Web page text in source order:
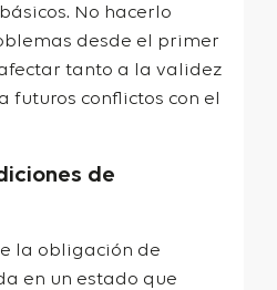
No hacerlo
desde el primer
tanto a la validez
futuros conflictos con el
de
la obligación de
en un estado que